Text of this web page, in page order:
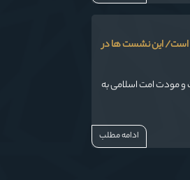
است/ این نشست ها در
مودت امت اسلامی به
ادامه مطلب